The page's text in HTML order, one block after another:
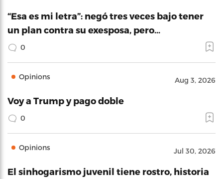
“Esa es mi letra”: negó tres veces bajo tener
un plan contra su exesposa, pero…
0
Opinions Aug 3, 2026
Voy a Trump y pago doble
0
Opinions Jul 30, 2026
El sinhogarismo juvenil tiene rostro, historia